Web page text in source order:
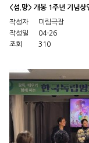
<섬.망> 개봉 1주년 기념상
작성자
미림극장
작성일
04-26
조회
310